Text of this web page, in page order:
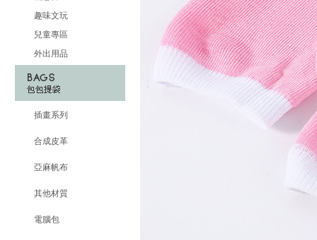
趣味文玩
兒童專區
外出用品
插畫系列
合成皮革
亞麻帆布
其他材質
電腦包